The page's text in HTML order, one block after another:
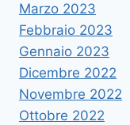
Marzo 2023
Febbraio 2023
Gennaio 2023
Dicembre 2022
Novembre 2022
Ottobre 2022